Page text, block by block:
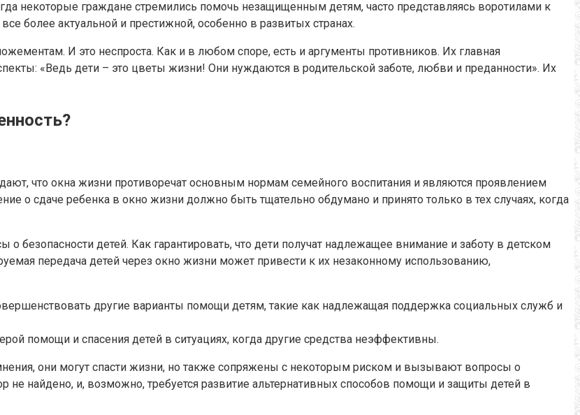
некоторые граждане стремились помочь незащищенным детям, часто представляясь воротилами к
более актуальной и престижной, особенно в развитых странах.
И это неспроста. Как и в любом споре, есть и аргументы противников. Их главная
«Ведь дети – это цветы жизни! Они нуждаются в родительской заботе, любви и преданности». Их
что окна жизни противоречат основным нормам семейного воспитания и являются проявлением
о сдаче ребенка в окно жизни должно быть тщательно обдумано и принято только в тех случаях, когда
детей. Как гарантировать, что дети получат надлежащее внимание и заботу в детском
передача детей через окно жизни может привести к их незаконному использованию,
другие варианты помощи детям, такие как надлежащая поддержка социальных служб и
помощи и спасения детей в ситуациях, когда другие средства неэффективны.
они могут спасти жизни, но также сопряжены с некоторым риском и вызывают вопросы о
не найдено, и, возможно, требуется развитие альтернативных способов помощи и защиты детей в